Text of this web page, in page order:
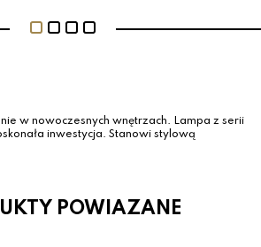
w nowoczesnych wnętrzach. Lampa z serii
inwestycja. Stanowi stylową
POWIAZANE